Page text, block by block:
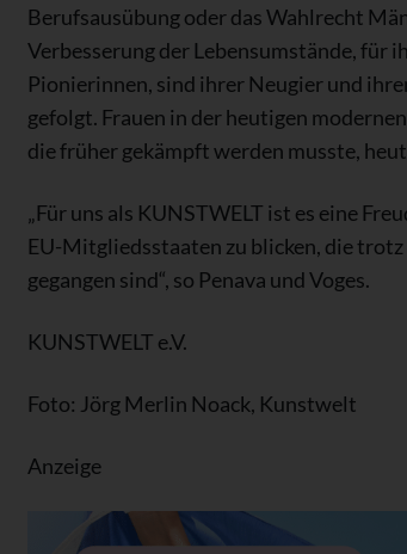
Berufsausübung oder das Wahlrecht
Verbesserung der Lebensumstände, für
Pionierinnen, sind ihrer Neugier und
gefolgt. Frauen in der heutigen
die früher gekämpft werden musste,
„Für uns als KUNSTWELT ist es eine
EU-Mitgliedsstaaten zu blicken, die
gegangen sind“, so Penava und Voges.
KUNSTWELT e.V.
Foto: Jörg Merlin Noack, Kunstwelt
Anzeige